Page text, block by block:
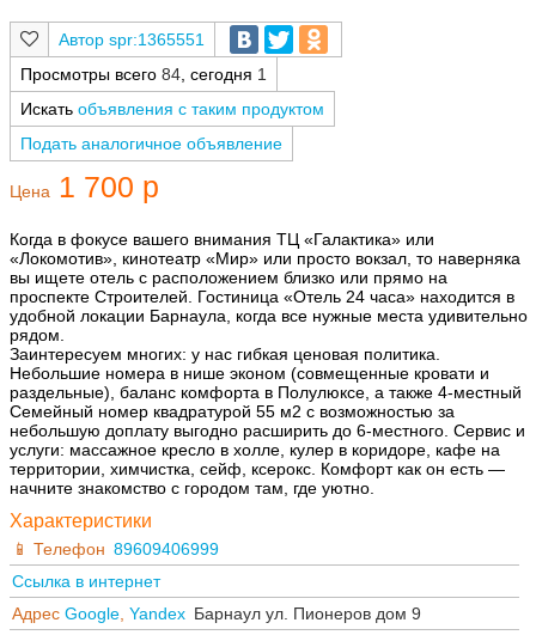
spr:1365551
Просмотры всего 84 , сегодня 1
Искать объявления с таким продуктом
Подать аналогичное объявление
Цена 1 700 р
Когда в фокусе вашего внимания ТЦ «Галактика» или
«Локомотив», кинотеатр «Мир» или просто вокзал, то наверняка
вы ищете отель с расположением близко или прямо на
проспекте Строителей. Гостиница «Отель 24 часа» находится в
удобной локации Барнаула, когда все нужные места удивительно
рядом.
Заинтересуем многих: у нас гибкая ценовая политика.
Небольшие номера в нише эконом (совмещенные кровати и
раздельные), баланс комфорта в Полулюксе, а также 4-местный
Семейный номер квадратурой 55 м2 с возможностью за
небольшую доплату выгодно расширить до 6-местного. Сервис и
услуги: массажное кресло в холле, кулер в коридоре, кафе на
территории, химчистка, сейф, ксерокс. Комфорт как он есть —
начните знакомство с городом там, где уютно.
Характеристики
Телефон 89609406999
Ссылка в интернет
Адрес Google, Yandex Барнаул ул. Пионеров дом 9